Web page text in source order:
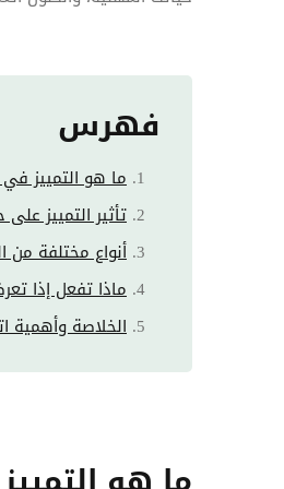
فهرس
ما هو التمييز
تأثير التمييز
أنواع مختلفة من
ماذا تفعل إذا
الخلاصة وأهمية